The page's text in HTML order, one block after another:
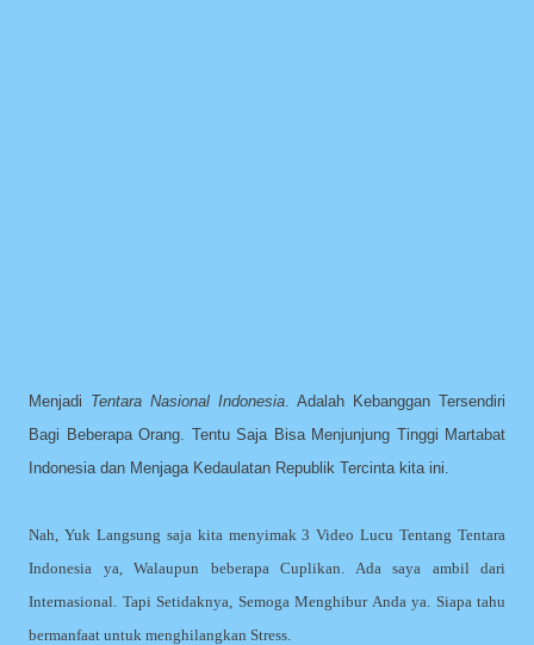
Menjadi Tentara Nasional Indonesia. Adalah Kebanggan Tersendiri
Bagi Beberapa Orang. Tentu Saja Bisa Menjunjung Tinggi Martabat
Indonesia dan Menjaga Kedaulatan Republik Tercinta kita ini.
Nah, Yuk Langsung saja kita menyimak 3 Video Lucu Tentang Tentara
Indonesia ya, Walaupun beberapa Cuplikan. Ada saya ambil dari
Internasional. Tapi Setidaknya, Semoga Menghibur Anda ya. Siapa tahu
bermanfaat untuk menghilangkan Stress.